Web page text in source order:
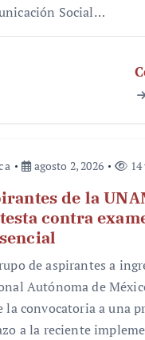
Social…
agosto 2, 2026
de la
contra
de aspirantes a
Autónoma de
la convocatoria a una
a la reciente